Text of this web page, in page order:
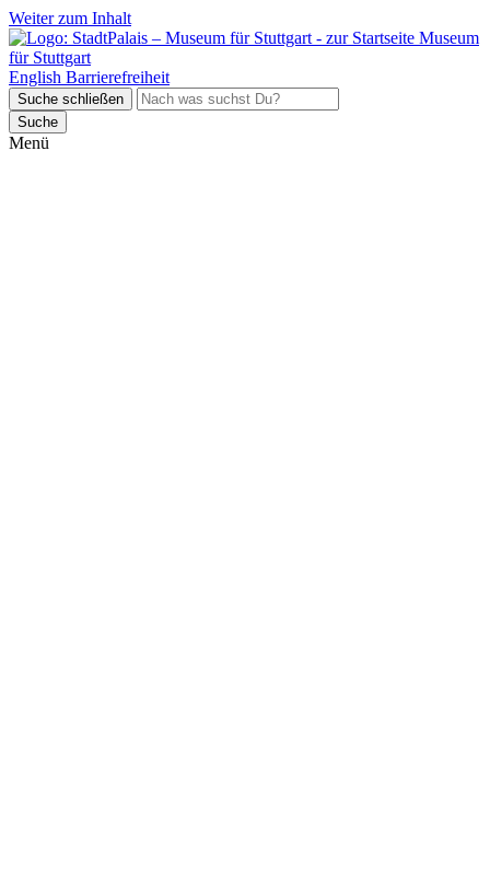
Weiter zum Inhalt
Museum
für Stuttgart
English Barrierefreiheit
Suche schließen
Suche
Menü